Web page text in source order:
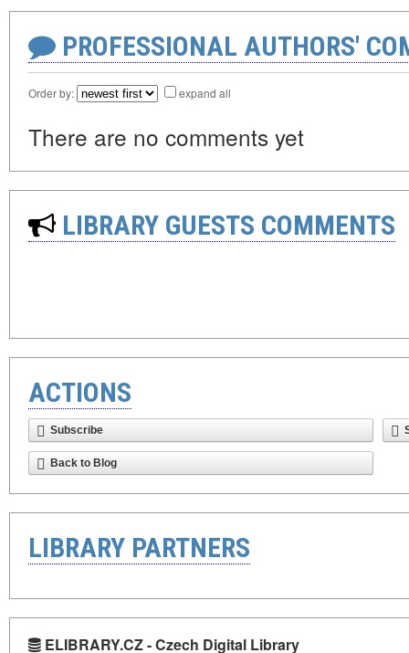
PROFESSIONAL AUTHORS'
Order by: expand all
There are no comments yet
LIBRARY GUESTS COMMENTS
ACTIONS
Subscribe
Back to Blog
LIBRARY PARTNERS
ELIBRARY.CZ - Czech Digital Library